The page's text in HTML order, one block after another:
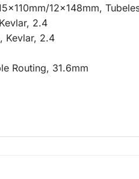
12x148mm,
2.4
Kevlar, 2.4
Routing, 31.6mm